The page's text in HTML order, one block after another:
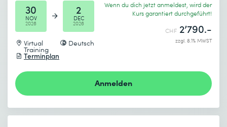
30
NOV
2026
2
DEC
2026
Virtual
Training
Deutsch
Terminplan
Wenn du dich jetzt anmeldest, wird der
Kurs garantiert durchgeführt!
CHF 2’790.-
zzgl. 8.1% MWST
Anmelden